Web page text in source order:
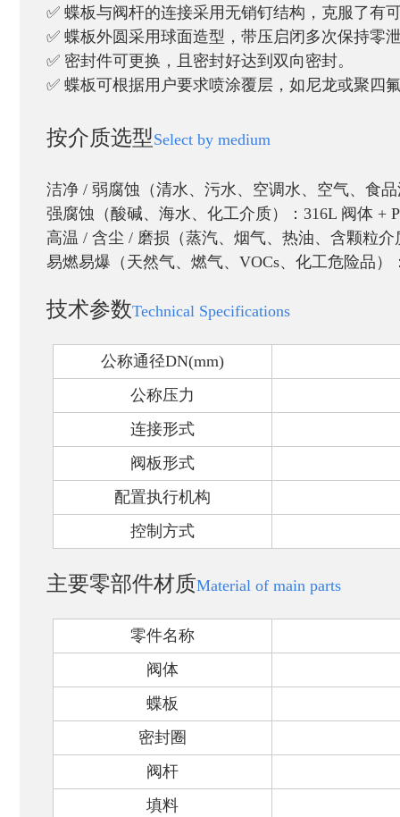
✅ 蝶板与阀杆的连接采用无销钉结构，克服了有
✅ 蝶板外圆采用球面造型，带压启闭多次保持零
✅ 密封件可更换，且密封好达到双向密封。
✅ 蝶板可根据用户要求喷涂覆层，如尼龙或聚四
按介质选型Select by medium
洁净 / 弱腐蚀（清水、污水、空调水、空气、食
强腐蚀（酸碱、海水、化工介质）： 316L 阀体 +
高温 / 含尘 / 磨损（蒸汽、烟气、热油、含颗粒介
易燃易爆（天然气、燃气、VOCs、化工危险品）
技术参数Technical Specifications
公称通径DN(mm)
公称压力
连接形式
阀板形式
配置执行机构
控制方式
主要零部件材质Material of main parts
零件名称
阀体
蝶板
密封圈
阀杆
填料